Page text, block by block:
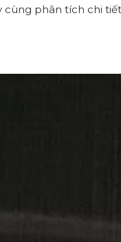
cùng phân tích chi